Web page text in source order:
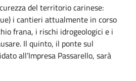
del territorio carinese:
i cantieri attualmente in corso
frana, i rischi idrogeologici e i
Il quinto, il ponte sul
all’Impresa Passarello, sarà